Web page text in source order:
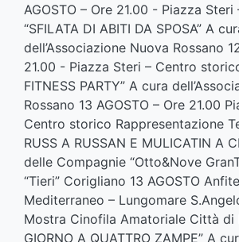
AGOSTO – Ore 21.00 - Piazza
“SFILATA DI ABITI DA SPOSA” A
dell’Associazione Nuova Rossano
21.00 - Piazza Steri – Centro
FITNESS PARTY” A cura
Rossano 13 AGOSTO – Ore 21.00
Centro storico Rappresentazione
RUSS A RUSSAN E MULICATIN A
delle Compagnie “Otto&Nove
“Tieri” Corigliano 13 AGOSTO
Mediterraneo – Lungomare
Mostra Cinofila Amatoriale Città di
GIORNO A QUATTRO ZAMPE” A